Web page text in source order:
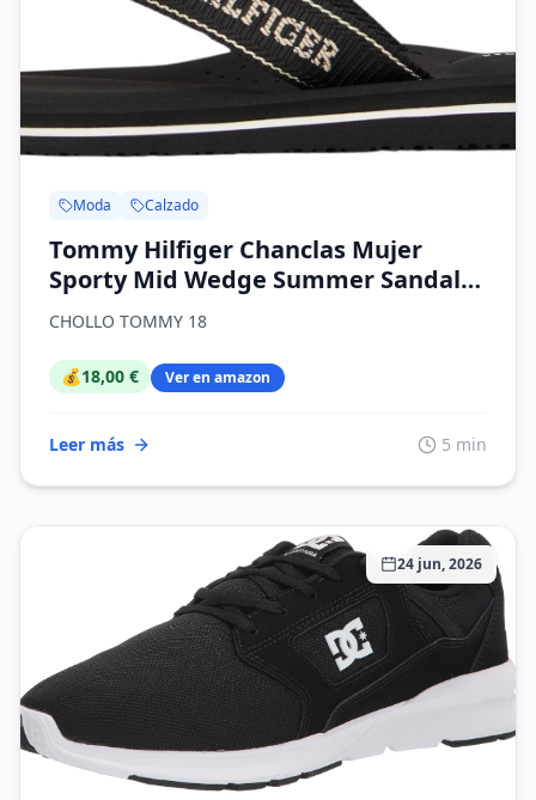
Moda Calzado
Tommy Hilfiger Chanclas Mujer
Sporty Mid Wedge Summer Sandal
con logotipo
CHOLLO TOMMY 18
💰18,00 € Ver en amazon
Leer más 5 min
24 jun, 2026